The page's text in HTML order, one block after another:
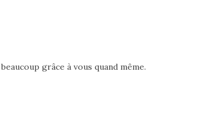
beaucoup grâce à vous quand même.